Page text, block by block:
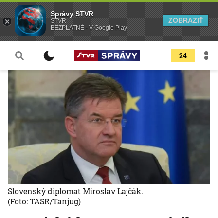
24
Slovenský diplomat Miroslav Lajčák.
(Foto: TASR/Tanjug)
Správy STVR
STVR
BEZPLATNÉ - V Google Play
ZOBRAZIŤ